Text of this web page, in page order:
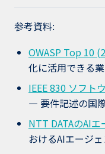
参考資料:
OWASP Top 10
化に活用できる
IEEE 830 ソフト
— 要件記述の国
NTT DATAのAI
おけるAIエージ